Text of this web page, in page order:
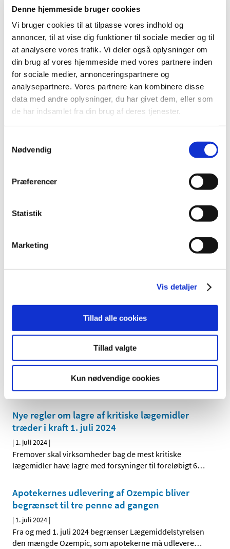
Denne hjemmeside bruger cookies
Vi bruger cookies til at tilpasse vores indhold og
annoncer, til at vise dig funktioner til sociale medier og til
at analysere vores trafik. Vi deler også oplysninger om
din brug af vores hjemmeside med vores partnere inden
for sociale medier, annonceringspartnere og
analysepartnere. Vores partnere kan kombinere disse
data med andre oplysninger, du har givet dem, eller som
de har indsamlet fra din brug af deres tjenester.
Nødvendig
Præferencer
Statistik
Marketing
Vis detaljer
Tillad alle cookies
Tillad valgte
Kun nødvendige cookies
|17. juli 2024|
Lægemiddelstyrelsen har givet ny tilladelse til ordination
og udlevering af udenlandsk lægemiddel…
PRAC: Øget risiko for aspiration og
aspirationspneumoni hos patienter, der får
GLP-1-medicin
|12. juli 2024|
Den europæiske bivirkningskomité PRAC vurderer, at
patienter, der får GLP-1-analoger (diabetes- og…
PRAC-vurderer-aspirationspneumoni
|10. juli 2024
Vi har desværre konstateret en fejl på DKMAnet. Fejlen
mangel på medicinsk udstyr og IVD
Oversigt over nationale tiltag til støtte for
kliniske forsøg fra ACT-EU
|3. juli 2024|
Der er hjælp at hente hos ACT-EU initiativet, der
understøtter udbredelsen af kliniske forsøg
Nye regler om lagre af kritiske lægemidler
træder i kraft 1. juli 2024
| 1. juli 2024 |
Fremover skal virksomheder bag de mest kritiske
lægemidler have lagre med forsyninger til foreløbigt 6…
Apotekernes udlevering af Ozempic bliver
begrænset til tre penne ad gangen
| 1. juli 2024 |
Fra og med 1. juli 2024 begrænser Lægemiddelstyrelsen
den mængde Ozempic, som apotekerne må udlevere…